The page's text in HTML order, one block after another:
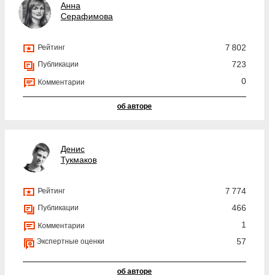
Анна
Серафимова
Рейтинг 7 802
Публикации 723
Комментарии 0
об авторе
Денис
Тукмаков
Рейтинг 7 774
Публикации 466
Комментарии 1
Экспертные оценки 57
об авторе